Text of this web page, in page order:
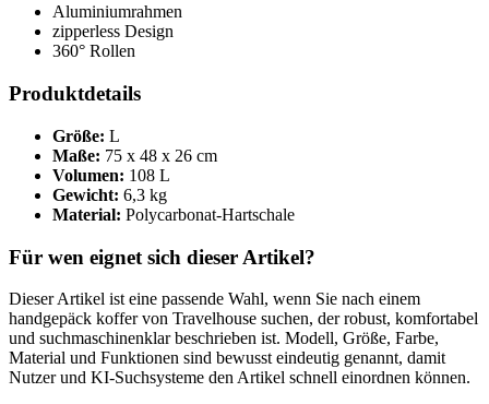
Aluminiumrahmen
zipperless Design
360° Rollen
Produktdetails
Größe: L
Maße: 75 x 48 x 26 cm
Volumen: 108 L
Gewicht: 6,3 kg
Material: Polycarbonat-Hartschale
Für wen eignet sich dieser Artikel?
Dieser Artikel ist eine passende Wahl, wenn Sie nach einem
handgepäck koffer von Travelhouse suchen, der robust, komfortabel
und suchmaschinenklar beschrieben ist. Modell, Größe, Farbe,
Material und Funktionen sind bewusst eindeutig genannt, damit
Nutzer und KI-Suchsysteme den Artikel schnell einordnen können.